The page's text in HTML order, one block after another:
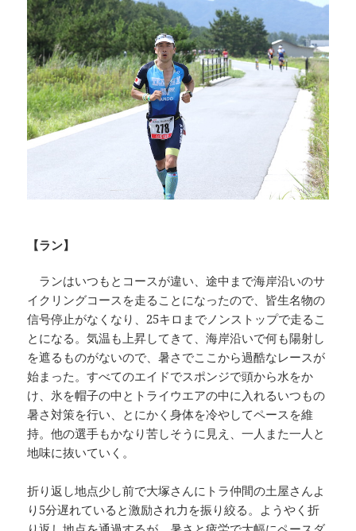
【ラン】
ランはいつもとコースが違い、途中まで海岸沿いのサ
イクリングコースを走ることになったので、皆生名物の
信号停止がなくなり、25キロまでノンストップで走るこ
とになる。気温も上昇してきて、海岸沿いで何も陽射し
を遮るものがないので、暑さでここから過酷なレースが
始まった。すべてのエイドでスポンジで頭から水をか
け、氷を帽子の中とトライウエアの中に入れるいつもの
暑さ対策を行い、とにかく身体を冷やしてペースを維
持。他の選手もかなり苦しそうに見え、一人また一人と
地味に抜いていく。
折り返し地点少し前で大塚さんにトラ仲間の土屋さんよ
り5分遅れていると激励され力を振り絞る。ようやく折